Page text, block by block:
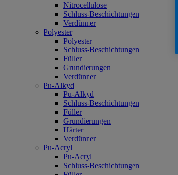
Nitrocellulose
Schluss-Beschichtungen
Verdünner
Polyester
Polyester
Schluss-Beschichtungen
Füller
Grundierungen
Verdünner
Pu-Alkyd
Pu-Alkyd
Schluss-Beschichtungen
Füller
Grundierungen
Härter
Verdünner
Pu-Acryl
Pu-Acryl
Schluss-Beschichtungen